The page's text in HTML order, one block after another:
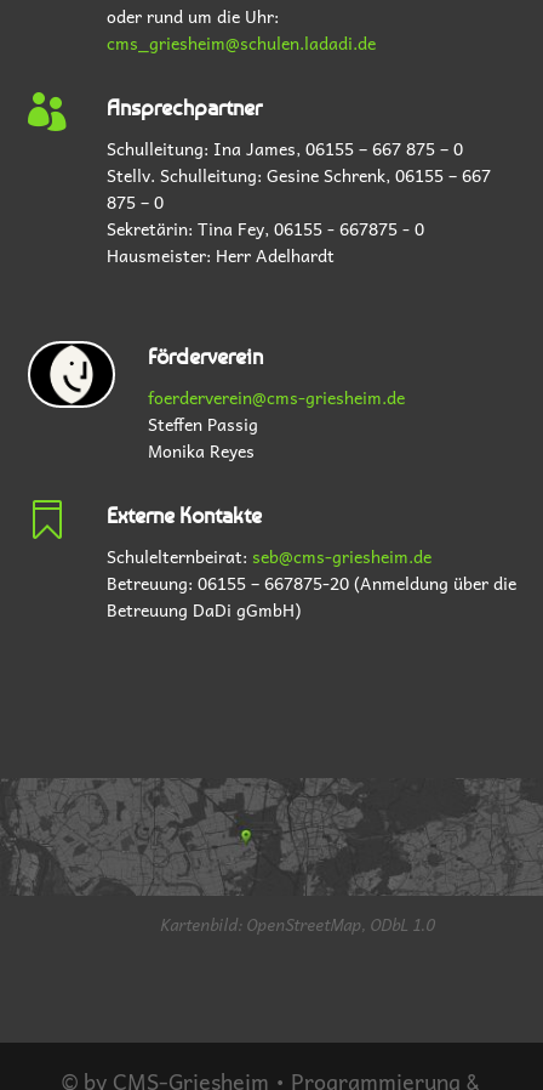
oder rund um die Uhr:
cms_griesheim@schulen.ladadi.de

Ansprechpartner
Schulleitung: Ina James, 06155 – 667 875 – 0
Stellv. Schulleitung: Gesine Schrenk, 06155 – 667
875 – 0
Sekretärin: Tina Fey, 06155 - 667875 - 0
Hausmeister: Herr Adelhardt
Förderverein
foerderverein@cms-griesheim.de
Steffen Passig
Monika Reyes

Externe Kontakte
Schulelternbeirat: seb@cms-griesheim.de
Betreuung: 06155 – 667875-20 (Anmeldung über die
Betreuung DaDi gGmbH)
Kartenbild: OpenStreetMap, ODbL 1.0
© by CMS-Griesheim • Programmierung &